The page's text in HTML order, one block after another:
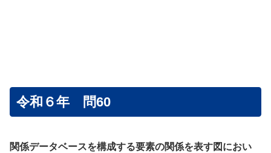
令和６年 問60
関係データベースを構成する要素の関係を表す図におい